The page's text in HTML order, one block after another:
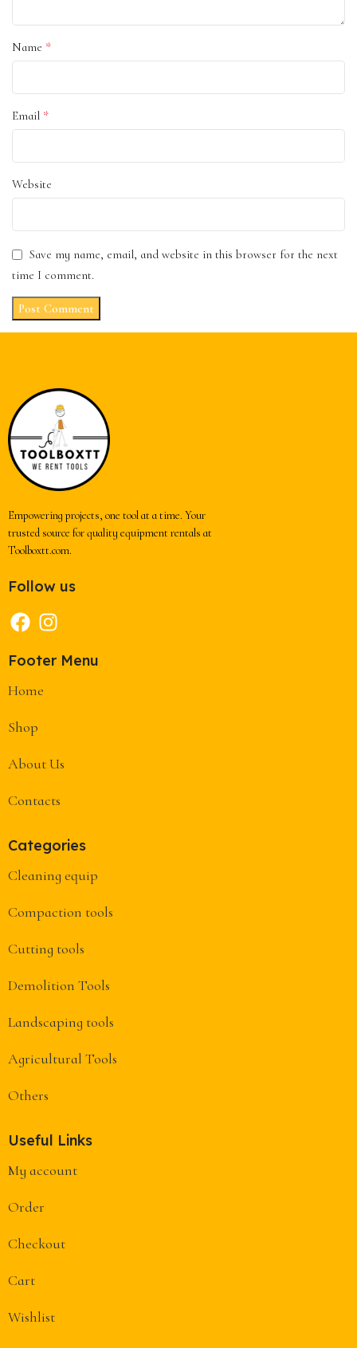
Name *
Email *
Website
Save my name, email, and website in this browser for the next
time I comment.
Empowering projects, one tool at a time. Your
trusted source for quality equipment rentals at
Toolboxtt.com.
Follow us
Footer Menu
Home
Shop
About Us
Contacts
Categories
Cleaning equip
Compaction tools
Cutting tools
Demolition Tools
Landscaping tools
Agricultural Tools
Others
Useful Links
My account
Order
Checkout
Cart
Wishlist